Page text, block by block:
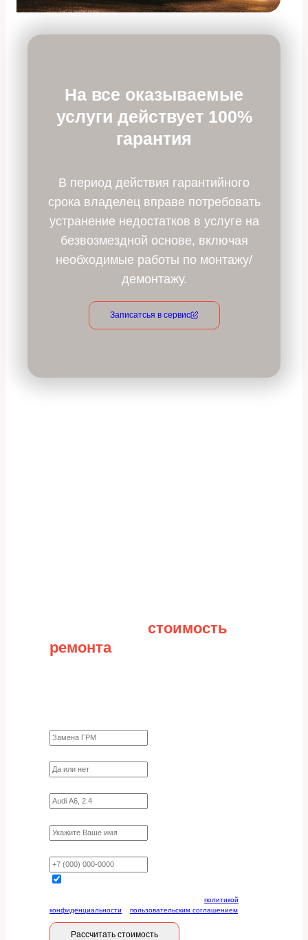
На все оказываемые
услуги действует 100%
гарантия
В период действия гарантийного
срока владелец вправе потребовать
устранение недостатков в услуге на
безвозмездной основе, включая
необходимые работы по монтажу/
демонтажу.
Записатсья в сервис
стоимость
ремонта
политикой
конфиденциальности
пользовательским соглашением
Рассчитать стоимость